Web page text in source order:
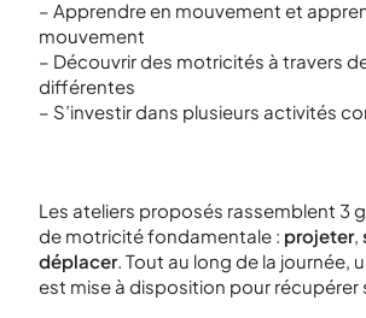
– Apprendre en mouvement et
mouvement
– Découvrir des motricités à travers
différentes
– S’investir dans plusieurs activités
Les ateliers proposés rassemblent 3
de motricité fondamentale : projeter,
déplacer. Tout au long de la journée,
est mise à disposition pour récupérer